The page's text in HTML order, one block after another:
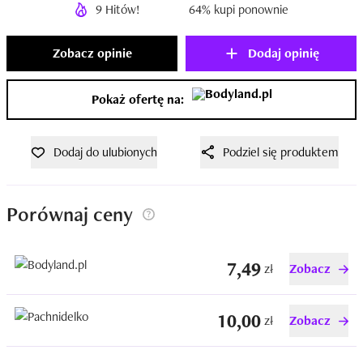
9 Hitów! 64% kupi ponownie
Zobacz opinie Dodaj opinię
Pokaż ofertę na:
Dodaj do ulubionych Podziel się produktem
Porównaj ceny
7,49zł Zobacz
10,00zł Zobacz